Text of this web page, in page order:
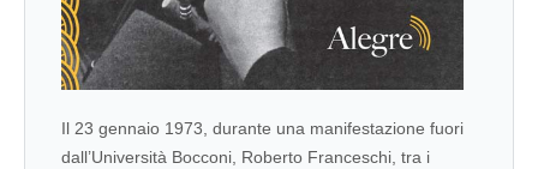
Il 23 gennaio 1973, durante una manifestazione fuori
dall’Università Bocconi, Roberto Franceschi, tra i